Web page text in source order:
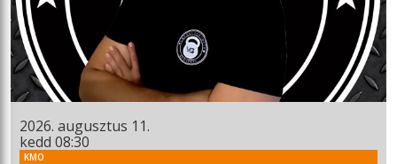
2026. augusztus 11.
kedd 08:30
KMO